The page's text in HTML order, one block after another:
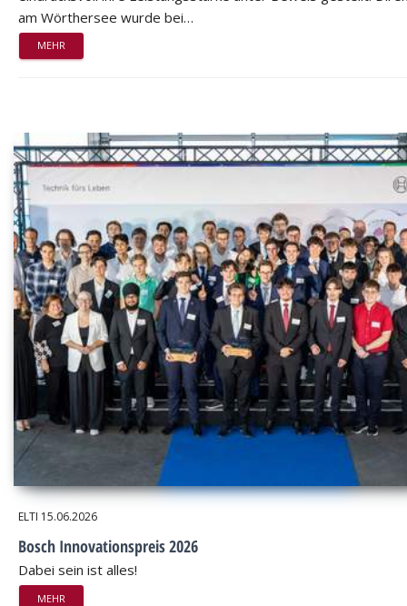
am Wörthersee wurde bei…
MEHR
ELTI 15.06.2026
Bosch Innovationspreis 2026
Dabei sein ist alles!
MEHR